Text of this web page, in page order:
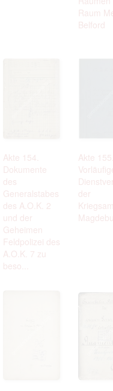
Raum
Belford
Akte 154.
Dokumente
des
Generalstabes
des A.O.K. 2
und der
Geheimen
Feldpolizei des
A.O.K. 7 zu
beso...
Akte
der